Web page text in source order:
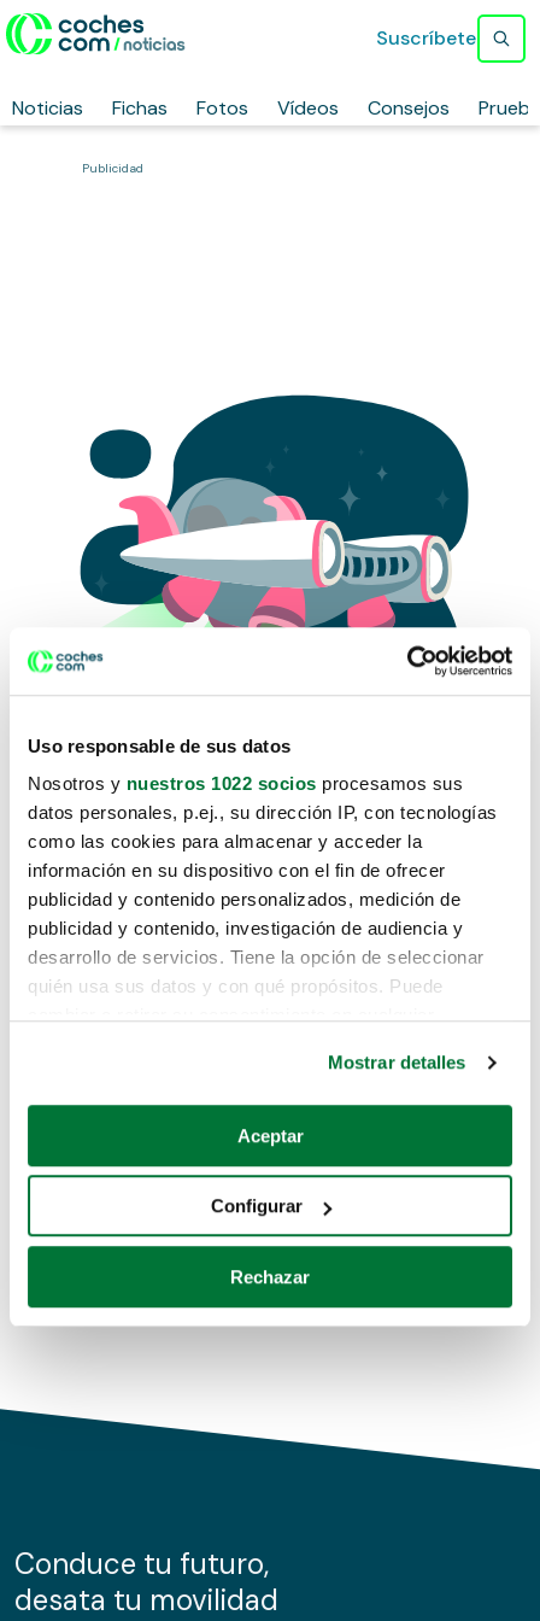
Uso responsable de sus datos
Nosotros y nuestros 1022 socios procesamos sus
datos personales, p.ej., su dirección IP, con tecnologías
como las cookies para almacenar y acceder la
información en su dispositivo con el fin de ofrecer
publicidad y contenido personalizados, medición de
publicidad y contenido, investigación de audiencia y
desarrollo de servicios. Tiene la opción de seleccionar
quién usa sus datos y con qué propósitos. Puede
Si lo permite, también quisiéramos:
Recopilar información sobre su ubicación geográfica
Identificar su dispositivo analizándolo activamente
para buscar características específicas (huellas
Obtenga más información sobre cómo se procesan sus
de cookies.
información sobre el uso que haga del sitio web con
nuestros partners de redes sociales, publicidad y análisis
Mostrar detalles
Aceptar
Configurar
Rechazar
Noticias Fichas Fotos Vídeos Consejos
Suscríbete
Publicidad
Lo sentimos, no sabemos como
te hemos traido hasta aquí.
Pero puedes encontrar el coche que estás
buscando en alguno de estos enlaces:
Coches de segunda mano
Coches de km0
Conduce tu futuro,
desata tu movilidad